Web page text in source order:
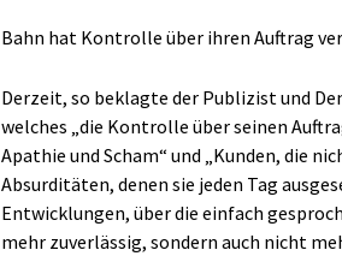
Bahn hat Kontrolle über ihren Auftrag
Derzeit, so beklagte der Publizist und
welches „die Kontrolle über seinen
Apathie und Scham“ und „Kunden, die
Absurditäten, denen sie jeden Tag
Entwicklungen, über die einfach
mehr zuverlässig, sondern auch nicht